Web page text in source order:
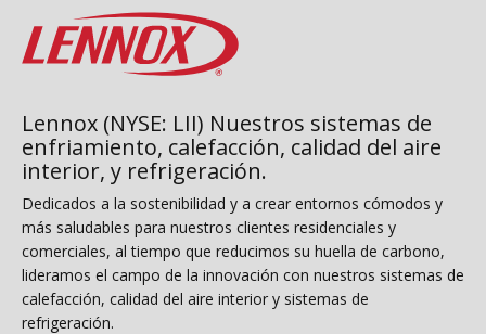
Lennox (NYSE: LII) Nuestros sistemas de
enfriamiento, calefacción, calidad del aire
interior, y refrigeración.
Dedicados a la sostenibilidad y a crear entornos cómodos y
más saludables para nuestros clientes residenciales y
comerciales, al tiempo que reducimos su huella de carbono,
lideramos el campo de la innovación con nuestros sistemas de
calefacción, calidad del aire interior y sistemas de
refrigeración.